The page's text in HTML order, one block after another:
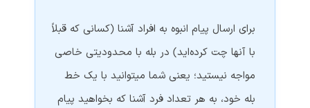
برای ارسال پیام انبوه به افراد آشنا (کسانی که قبلاً
با آنها چت کرده‌اید) در بله با محدودیتی خاصی
مواجه نیستید؛ یعنی شما میتوانید با یک خط
بله خود، به هر تعداد فرد آشنا که بخواهید پیام